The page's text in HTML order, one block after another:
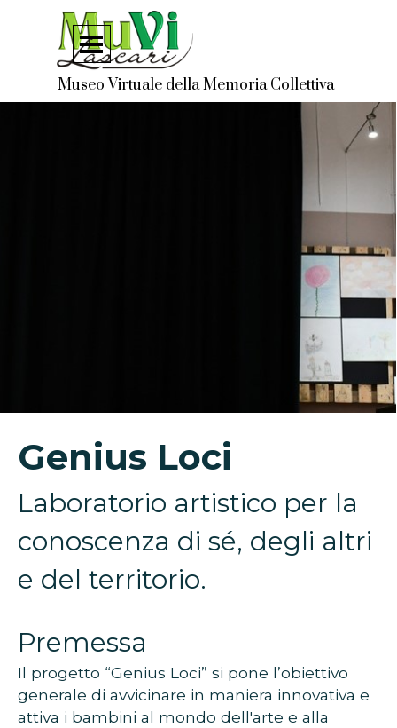
Salta menù
Museo Virtuale della Memoria Collettiva
Genius Loci
Laboratorio artistico per la
conoscenza di sé, degli altri
e del territorio.
Premessa
Il progetto “Genius Loci” si pone l’obiettivo
generale di avvicinare in maniera innovativa e
attiva i bambini al mondo dell'arte e alla